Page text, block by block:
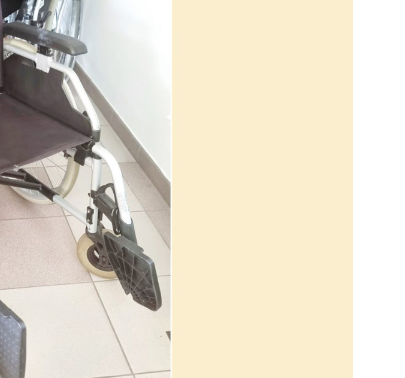
umožňují
měření
výkonu
našeho webu
a našich
reklamních
Jejich pomocí
určujeme
počet návštěv
a zdroje
návštěv našich
internetových
stránek. Data
získaná
pomocí
zpracováváme
souhrnně, bez
které ukazují
našeho webu.